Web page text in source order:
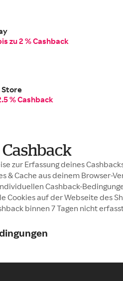
zu 2 % Cashback
Store
% Cashback
zur Erfassung deines
& Cache aus deinem Browser-
Cashback-
Cookies auf der Webseite des
binnen 7 Tagen nicht